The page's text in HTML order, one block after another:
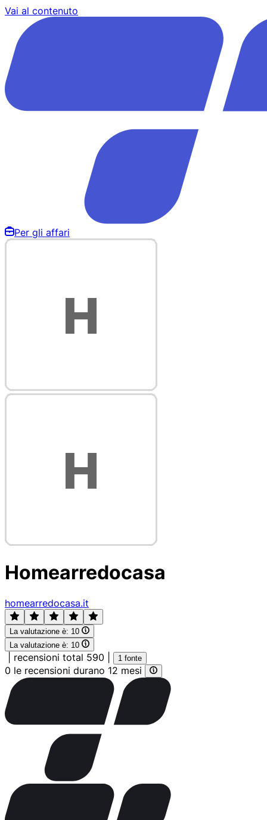
Vai al contenuto
Per gli affari
Homearredocasa
homearredocasa.it
La valutazione è: 10
La valutazione è: 10
recensioni total 590 1 fonte
0 le recensioni durano 12 mesi